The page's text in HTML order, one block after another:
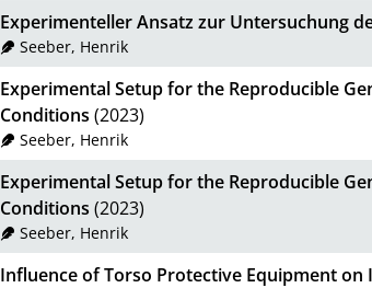
Experimenteller Ansatz zur Untersuchung
Seeber, Henrik
Experimental Setup for the Reproducible
Conditions (2023)
Seeber, Henrik
Experimental Setup for the Reproducible
Conditions (2023)
Seeber, Henrik
Influence of Torso Protective Equipment